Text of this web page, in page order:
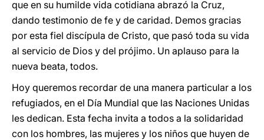
que en su humilde vida cotidiana abrazó la Cruz,
dando testimonio de fe y de caridad. Demos gracias
por esta fiel discípula de Cristo, que pasó toda su vida
al servicio de Dios y del prójimo. Un aplauso para la
nueva beata, todos.
Hoy queremos recordar de una manera particular a los
refugiados, en el Día Mundial que las Naciones Unidas
les dedican. Esta fecha invita a todos a la solidaridad
con los hombres, las mujeres y los niños que huyen de